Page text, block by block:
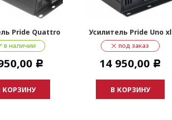
Pride Quattro
в наличии
Р
КОРЗИНУ
Усилитель Pride Uno xl
под заказ
14 950,00 Р
В КОРЗИНУ